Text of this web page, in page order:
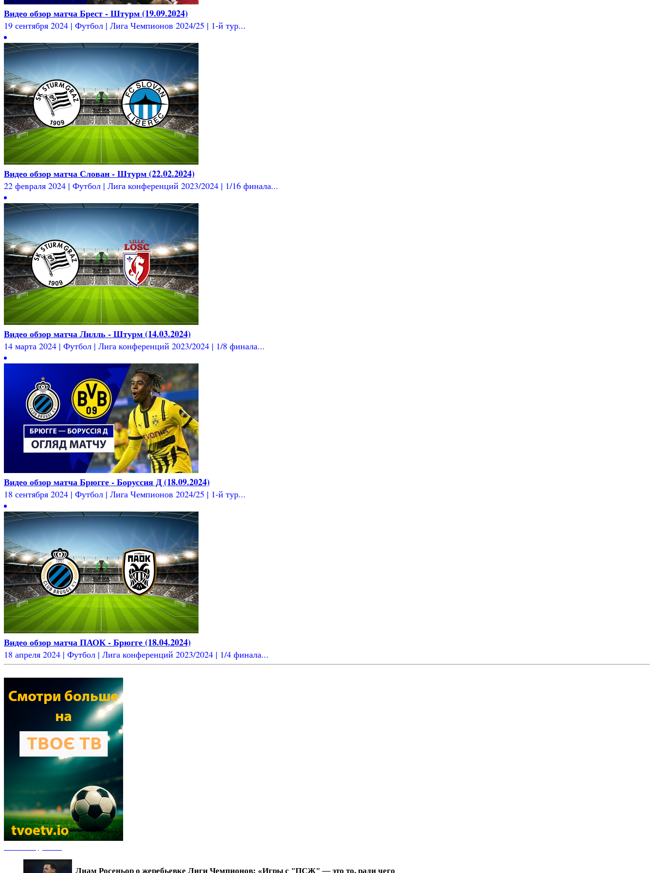
Видео обзор матча Брест - Штурм (19.09.2024)
19 сентября 2024 | Футбол | Лига Чемпионов 2024/25 | 1-й тур...
Видео обзор матча Слован - Штурм (22.02.2024)
22 февраля 2024 | Футбол | Лига конференций 2023/2024 | 1/16 финала...
Видео обзор матча Лилль - Штурм (14.03.2024)
14 марта 2024 | Футбол | Лига конференций 2023/2024 | 1/8 финала...
Видео обзор матча Брюгге - Боруссия Д (18.09.2024)
18 сентября 2024 | Футбол | Лига Чемпионов 2024/25 | 1-й тур...
Видео обзор матча ПАОК - Брюгге (18.04.2024)
18 апреля 2024 | Футбол | Лига конференций 2023/2024 | 1/4 финала...
Лиам Росеньор о жеребьевке Лиги Чемпионов: «Игры с "ПСЖ" — это то, ради чего